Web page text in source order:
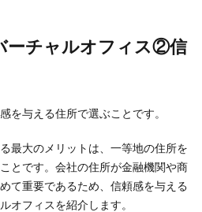
ーチャルオフィス②信
を与える住所で選ぶことです。
最大のメリットは、一等地の住所を
とです。会社の住所が金融機関や商
て重要であるため、信頼感を与える
オフィスを紹介します。